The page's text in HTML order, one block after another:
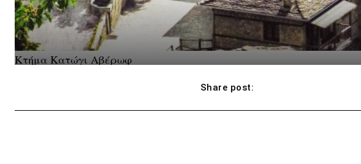
Κτήμα Κατώγι Αβέρωφ
Share post: